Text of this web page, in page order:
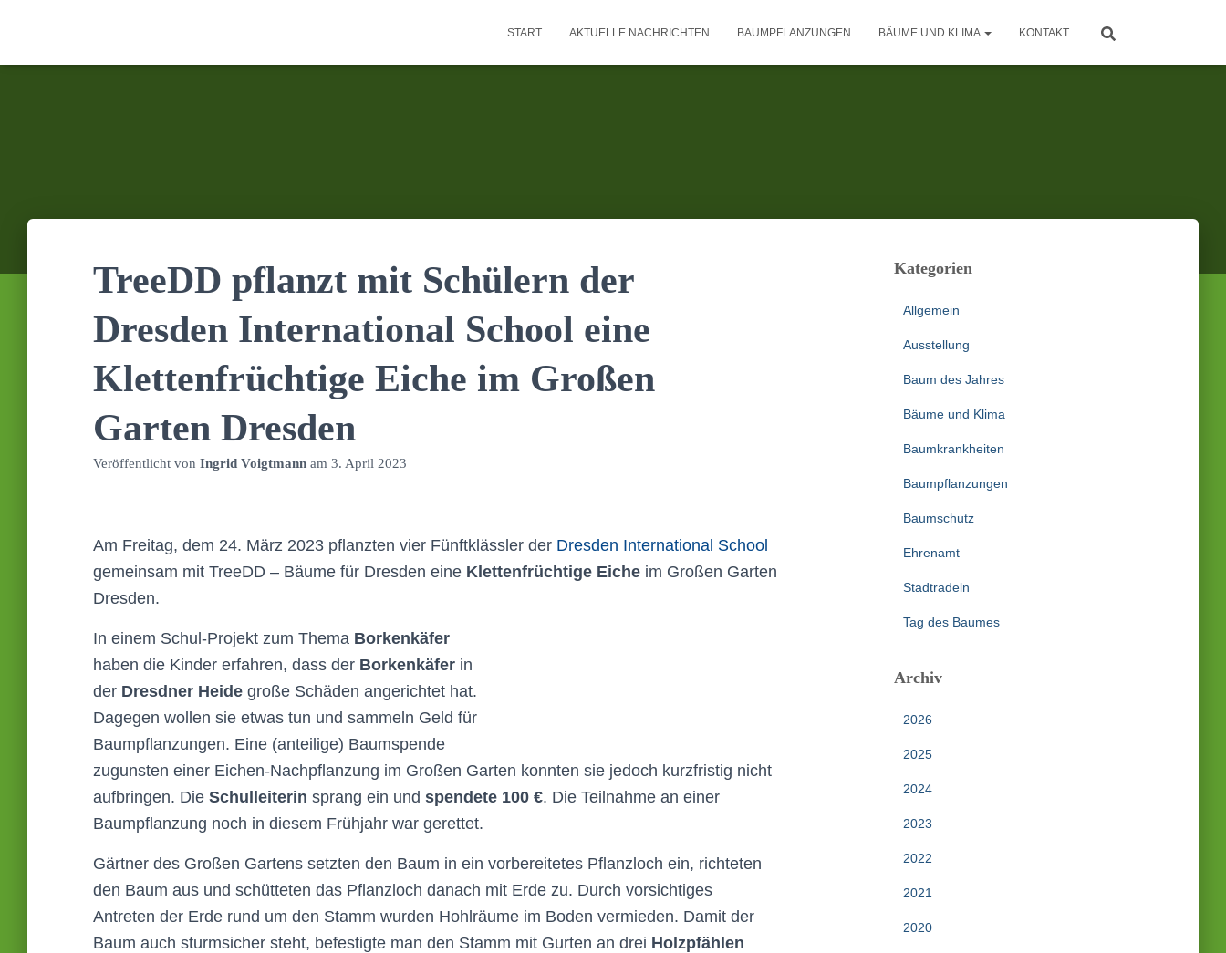
START AKTUELLE NACHRICHTEN BAUMPFLANZUNGEN BÄUME UND KLIMA KONTAKT
TreeDD pflanzt mit Schülern der
Dresden International School eine
Klettenfrüchtige Eiche im Großen
Garten Dresden
Veröffentlicht von Ingrid Voigtmann am 3. April 2023
Am Freitag, dem 24. März 2023 pflanzten vier Fünftklässler der Dresden International School
gemeinsam mit TreeDD – Bäume für Dresden eine Klettenfrüchtige Eiche im Großen Garten
Dresden.
In einem Schul-Projekt zum Thema Borkenkäfer
haben die Kinder erfahren, dass der Borkenkäfer in
der Dresdner Heide große Schäden angerichtet hat.
Dagegen wollen sie etwas tun und sammeln Geld für
Baumpflanzungen. Eine (anteilige) Baumspende
zugunsten einer Eichen-Nachpflanzung im Großen Garten konnten sie jedoch kurzfristig nicht
aufbringen. Die Schulleiterin sprang ein und spendete 100 €. Die Teilnahme an einer
Baumpflanzung noch in diesem Frühjahr war gerettet.
Gärtner des Großen Gartens setzten den Baum in ein vorbereitetes Pflanzloch ein, richteten
den Baum aus und schütteten das Pflanzloch danach mit Erde zu. Durch vorsichtiges
Antreten der Erde rund um den Stamm wurden Hohlräume im Boden vermieden. Damit der
Baum auch sturmsicher steht, befestigte man den Stamm mit Gurten an drei Holzpfählen
Kategorien
Allgemein
Ausstellung
Baum des Jahres
Bäume und Klima
Baumkrankheiten
Baumpflanzungen
Baumschutz
Ehrenamt
Stadtradeln
Tag des Baumes
Archiv
2026
2025
2024
2023
2022
2021
2020